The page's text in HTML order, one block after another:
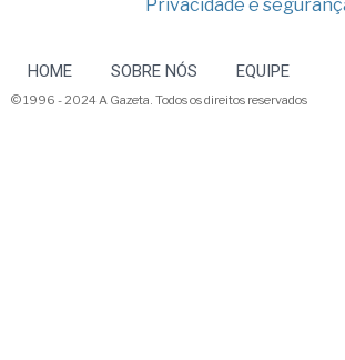
Privacidade e
HOME SOBRE NÓS EQUIPE
© 1996 - 2024 A Gazeta. Todos os direitos reservados